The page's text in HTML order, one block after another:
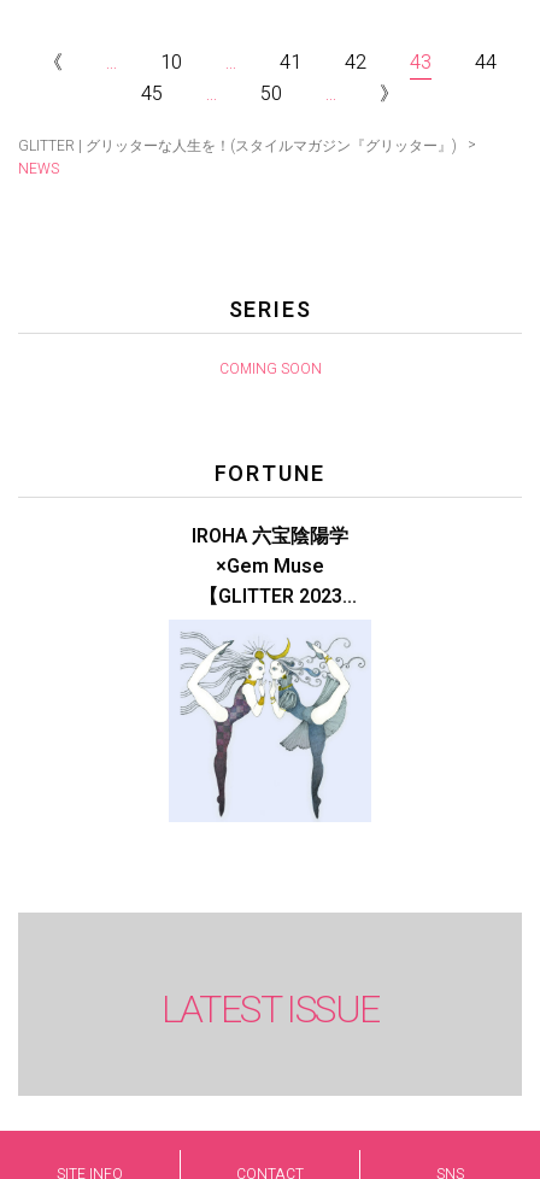
《 ... 10 ... 41 42 43
44
45
... 50 ... 》
GLITTER | グリッターな人生を！(スタイルマガジン『グリッター』)
>
NEWS
SERIES
COMING SOON
FORTUNE
IROHA 六宝陰陽学
×Gem Muse
【GLITTER 2023
SUMMER issue】
LATEST ISSUE
SITE INFO CONTACT SNS